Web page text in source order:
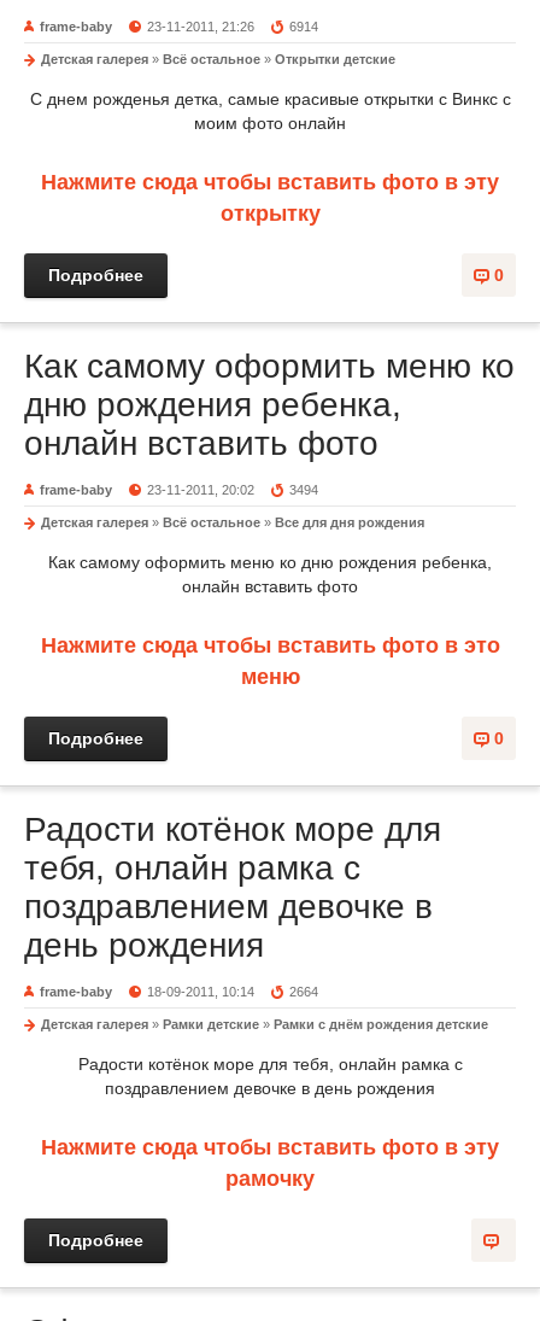
frame-baby 23-11-2011, 21:26 6914
Детская галерея » Всё остальное » Открытки детские
С днем рожденья детка, самые красивые открытки с Винкс с
моим фото онлайн
Нажмите сюда чтобы вставить фото в эту
открытку
0
Подробнее
Как самому оформить меню ко
дню рождения ребенка,
онлайн вставить фото
frame-baby 23-11-2011, 20:02 3494
Детская галерея » Всё остальное » Все для дня рождения
Как самому оформить меню ко дню рождения ребенка,
онлайн вставить фото
Нажмите сюда чтобы вставить фото в это
меню
0
Подробнее
Радости котёнок море для
тебя, онлайн рамка с
поздравлением девочке в
день рождения
frame-baby 18-09-2011, 10:14 2664
Детская галерея » Рамки детские » Рамки с днём рождения детские
Радости котёнок море для тебя, онлайн рамка с
поздравлением девочке в день рождения
Нажмите сюда чтобы вставить фото в эту
рамочку
Подробнее